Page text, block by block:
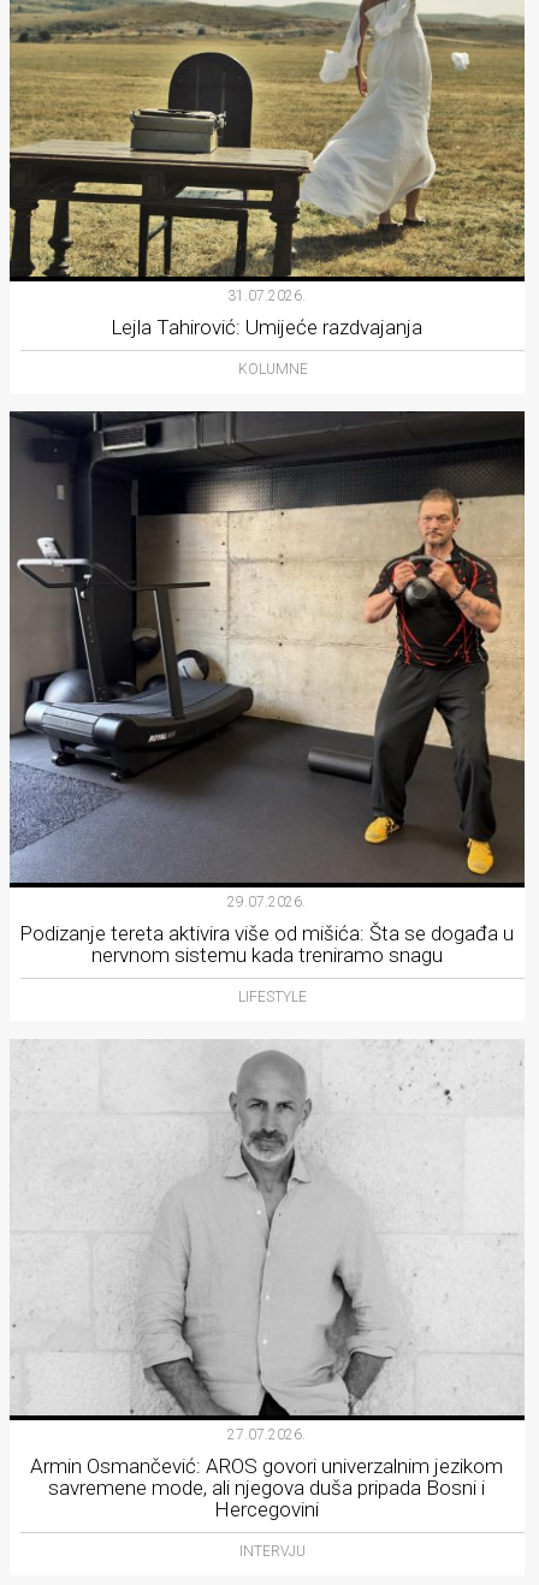
31.07.2026.
Lejla Tahirović: Umijeće razdvajanja
KOLUMNE
29.07.2026.
Podizanje tereta aktivira više od mišića: Šta se događa u
nervnom sistemu kada treniramo snagu
LIFESTYLE
27.07.2026.
Armin Osmančević: AROS govori univerzalnim jezikom
savremene mode, ali njegova duša pripada Bosni i
Hercegovini
INTERVJU